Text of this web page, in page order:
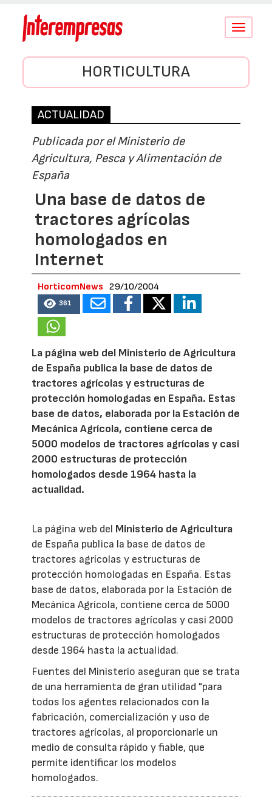
Conmutar
HORTICULTURA
ACTUALIDAD
Publicada por el Ministerio de
Agricultura, Pesca y Alimentación de
España
Una base de datos de
tractores agrícolas
homologados en
Internet
HorticomNews 29/10/2004
361
La página web del Ministerio de Agricultura
de España publica la base de datos de
tractores agrícolas y estructuras de
protección homologadas en España. Estas
base de datos, elaborada por la Estación de
Mecánica Agrícola, contiene cerca de
5000 modelos de tractores agrícolas y casi
2000 estructuras de protección
homologados desde 1964 hasta la
actualidad.
La página web del Ministerio de Agricultura
de España publica la base de datos de
tractores agrícolas y estructuras de
protección homologadas en España. Estas
base de datos, elaborada por la Estación de
Mecánica Agrícola, contiene cerca de 5000
modelos de tractores agrícolas y casi 2000
estructuras de protección homologados
desde 1964 hasta la actualidad.
Fuentes del Ministerio aseguran que se trata
de una herramienta de gran utilidad "para
todos los agentes relacionados con la
fabricación, comercialización y uso de
tractores agrícolas, al proporcionarle un
medio de consulta rápido y fiable, que
permite identificar los modelos
homologados.